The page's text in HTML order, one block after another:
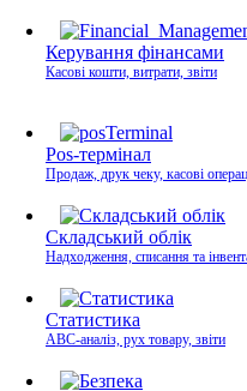
Керування фінансами
Касові кошти, витрати, звіти
Pos-термінал
Продаж, друк чеку, касові
Складський облік
Надходження, списання та
Статистика
ABC-аналіз, рух товару, звіти